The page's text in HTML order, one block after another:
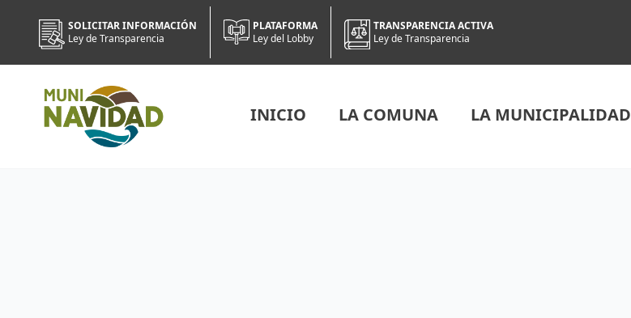
SOLICITAR INFORMACIÓN
Ley de Transparencia
PLATAFORMA
Ley del Lobby
TRANSPARENCIA ACTIVA
Ley de Transparencia
INICIO LA COMUNA LA MUNICIPALIDAD